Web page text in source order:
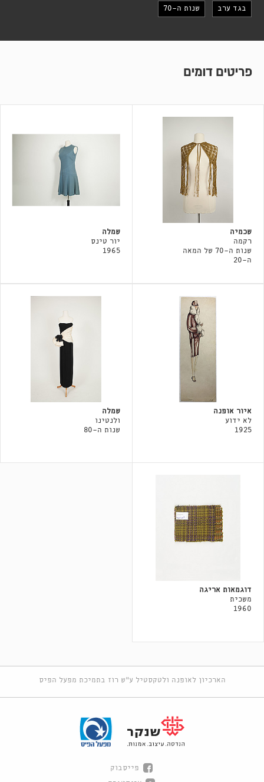
בגד ערב שנות ה-70
פריטים דומים
שכמיה
רקמה
שנות ה-70 של המאה
ה-20
שמלה
יור טינס
1965
איור אופנה
לא ידוע
1925
שמלה
ולנטינו
שנות ה-80
דוגמאות אריגה
משכית
1960
הארכיון לאופנה ולטקסטיל ע"ש רוז בתמיכת מפעל הפיס
פייסבוק